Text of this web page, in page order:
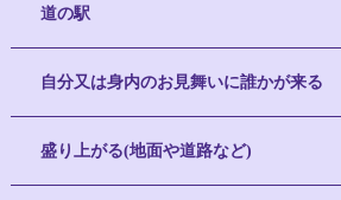
道の駅
自分又は身内のお見舞いに誰かが来る
盛り上がる(地面や道路など)